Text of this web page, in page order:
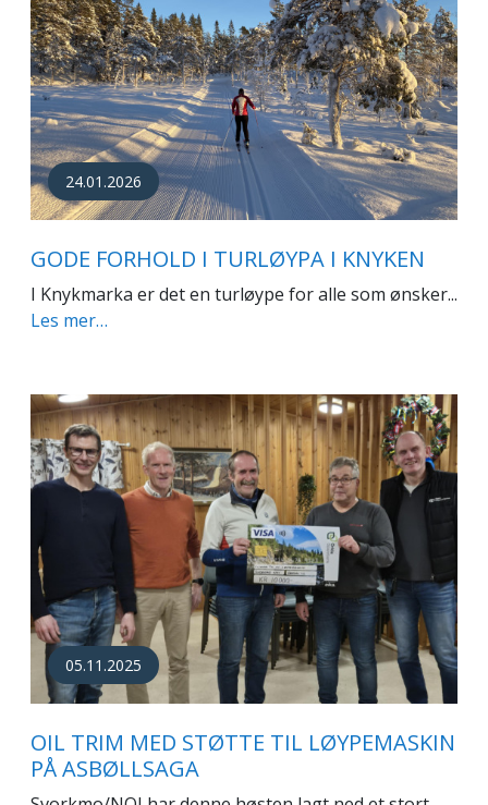
24.01.2026
GODE FORHOLD I TURLØYPA I KNYKEN
I Knykmarka er det en turløype for alle som ønsker...
Les mer…
05.11.2025
OIL TRIM MED STØTTE TIL LØYPEMASKIN
PÅ ASBØLLSAGA